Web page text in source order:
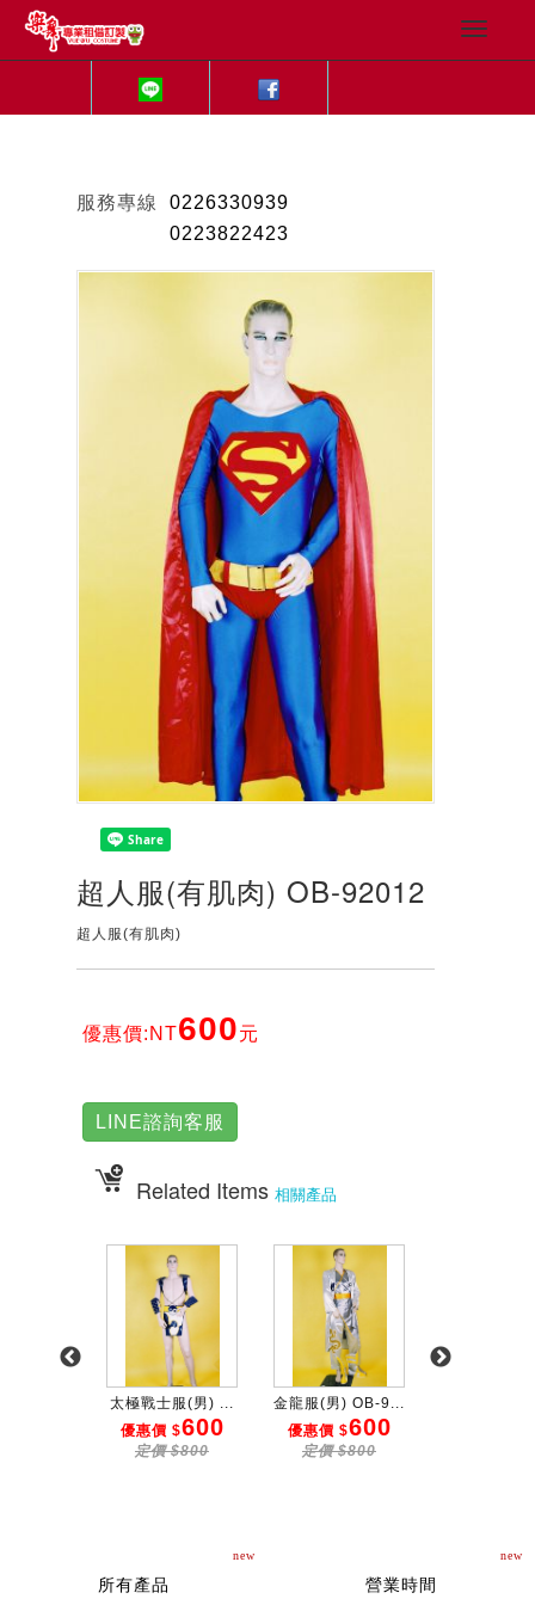
服務專線
0226330939
0223822423
超人服(有肌肉) OB-92012
超人服(有肌肉)
優惠價:NT600元
LINE諮詢客服
Related Items 相關產品
太極戰士服(男) ...
優惠價 $600
定價 $800
金龍服(男) OB-9...
優惠價 $600
定價 $800
new
所有產品
new
營業時間